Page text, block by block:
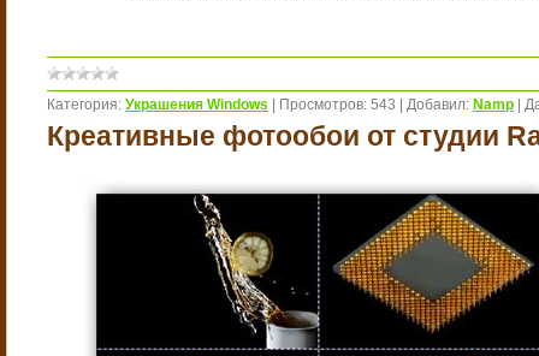
Категория: Украшения Windows Просмотров: 543 Добавил: Namp
Креативные фотообои от студии